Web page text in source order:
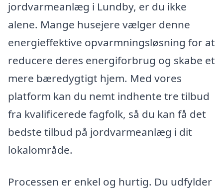
jordvarmeanlæg i Lundby, er du ikke
alene. Mange husejere vælger denne
energieffektive opvarmningsløsning for at
reducere deres energiforbrug og skabe et
mere bæredygtigt hjem. Med vores
platform kan du nemt indhente tre tilbud
fra kvalificerede fagfolk, så du kan få det
bedste tilbud på jordvarmeanlæg i dit
lokalområde.
Processen er enkel og hurtig. Du udfylder